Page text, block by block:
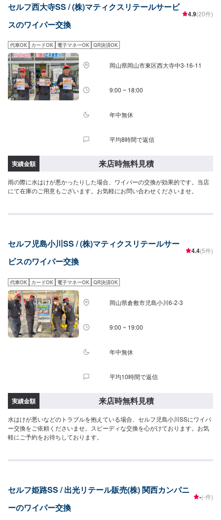
セルフ西大寺SS / (株)マティクスリテールサービ
スのワイパー交換
4.9(20件)
代車OK カードOK 電子マネーOK QR決済OK
岡山県岡山市東区西大寺中3-16-11
9:00 ~ 18:00
年中無休
平均8時間で返信
実績金額 来店時無料見積
雨の際に水はけが悪かったりした場合、ワイパーの交換が効果的です。当店
にて在庫のご用意もございます。お気軽にお問い合わせくださいませ。
セルフ児島小川SS / (株)マティクスリテールサー
ビスのワイパー交換
4.4(5件)
代車OK カードOK 電子マネーOK QR決済OK
岡山県倉敷市児島小川6-2-3
9:00 ~ 19:00
年中無休
平均10時間で返信
実績金額 来店時無料見積
水はけが悪いなどのトラブルを抱えている場合、セルフ児島小川SSにワイパ
ー交換をご依頼くださいませ。スピーディな交換を心がけております。お気
軽にご予約をお待ちしております。
セルフ姫路SS / 出光リテール販売(株) 関西カンパニ
ーのワイパー交換
-(-件)